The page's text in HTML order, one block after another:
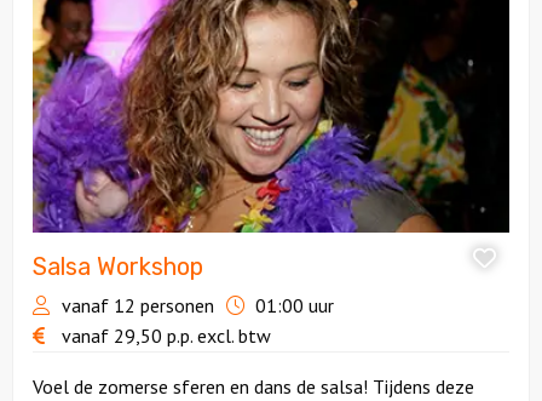
Workshop
Salsa Workshop
vanaf 12 personen
01:00 uur
vanaf 29,50 p.p. excl. btw
Voel de zomerse sferen en dans de salsa! Tijdens deze